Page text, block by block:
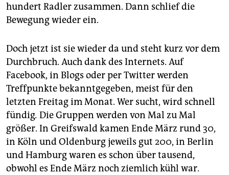
hundert Radler zusammen. Dann schlief die
Bewegung wieder ein.
Doch jetzt ist sie wieder da und steht kurz vor dem
Durchbruch. Auch dank des Internets. Auf
Facebook, in Blogs oder per Twitter werden
Treffpunkte bekanntgegeben, meist für den
letzten Freitag im Monat. Wer sucht, wird schnell
fündig. Die Gruppen werden von Mal zu Mal
größer. In Greifswald kamen Ende März rund 30,
in Köln und Oldenburg jeweils gut 200, in Berlin
und Hamburg waren es schon über tausend,
obwohl es Ende März noch ziemlich kühl war.